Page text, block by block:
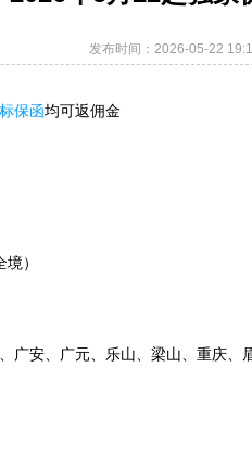
发布时间：2026-05-22
保函均可返佣金
）
广安、广元、乐山、梁山、重庆